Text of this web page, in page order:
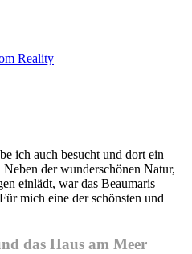
Reality
ich auch besucht und dort ein
der wunderschönen Natur,
einlädt, war das Beaumaris
mich eine der schönsten und
das Haus am Meer